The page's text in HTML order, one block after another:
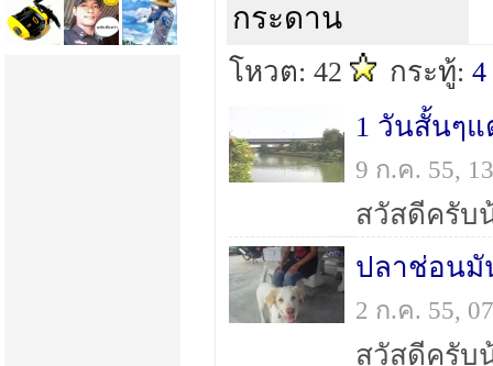
กระดาน
โหวต: 42 กระทู้:4
1 วันสั้นๆแ
9 ก.ค. 55,
ปลาช่อนมั
2 ก.ค. 55,